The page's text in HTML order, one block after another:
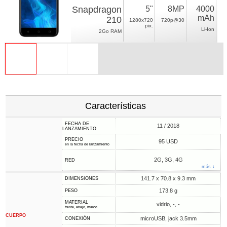
Snapdragon
210
2Go RAM
5"
1280x720
pix.
8MP
720p@30
4000
mAh
Li-Ion
Características
FECHA DE
LANZAMIENTO
11 / 2018
PRECIO
en la fecha de lanzamiento 95 USD
RED 2G, 3G, 4G
más ↓
CUERPO
DIMENSIONES 141.7 x 70.8 x 9.3 mm
PESO 173.8 g
MATERIAL
frente, abajo, marco vidrio, -, -
CONEXIÓN microUSB, jack 3.5mm